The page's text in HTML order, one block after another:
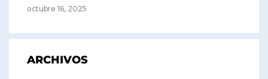
octubre 16, 2025
ARCHIVOS